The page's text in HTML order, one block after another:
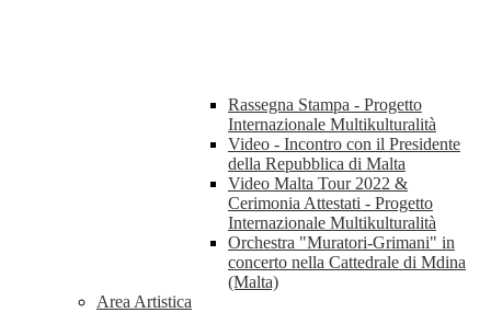
Rassegna Stampa - Progetto
Internazionale Multikulturalità
Video - Incontro con il Presidente
della Repubblica di Malta
Video Malta Tour 2022 &
Cerimonia Attestati - Progetto
Internazionale Multikulturalità
Orchestra "Muratori-Grimani" in
concerto nella Cattedrale di Mdina
(Malta)
Area Artistica